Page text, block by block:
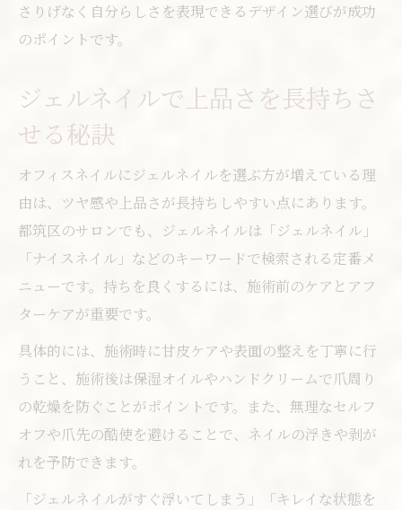
さりげなく自分らしさを表現できるデザイン選びが成功
のポイントです。
ジェルネイルで上品さを長持ちさ
せる秘訣
オフィスネイルにジェルネイルを選ぶ方が増えている理
由は、ツヤ感や上品さが長持ちしやすい点にあります。
都筑区のサロンでも、ジェルネイルは「ジェルネイル」
「ナイスネイル」などのキーワードで検索される定番メ
ニューです。持ちを良くするには、施術前のケアとアフ
ターケアが重要です。
具体的には、施術時に甘皮ケアや表面の整えを丁寧に行
うこと、施術後は保湿オイルやハンドクリームで爪周り
の乾燥を防ぐことがポイントです。また、無理なセルフ
オフや爪先の酷使を避けることで、ネイルの浮きや剥が
れを予防できます。
「ジェルネイルがすぐ浮いてしまう」「キレイな状態を